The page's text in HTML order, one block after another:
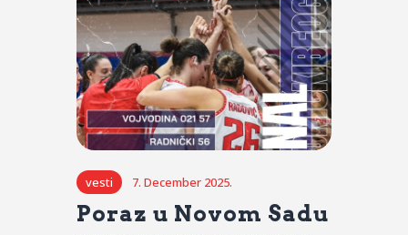
vesti 7. December 2025.
Poraz u Novom Sadu